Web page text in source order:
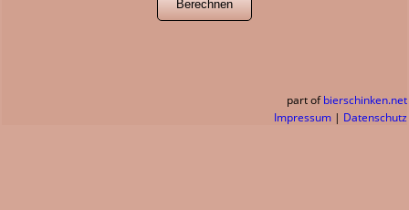
part of bierschinken.net
Impressum | Datenschutz